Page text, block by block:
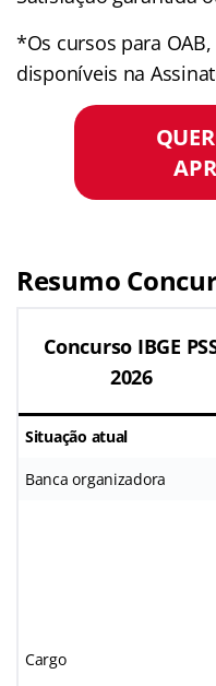
*Os cursos para OAB,
disponíveis na
Resumo
Concurso IBGE
2026
Situação atual
Banca organizadora
Cargo